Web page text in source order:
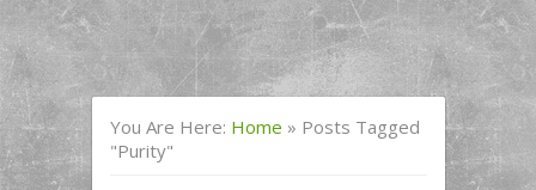
You Are Here: Home » Posts Tagged
"Purity"